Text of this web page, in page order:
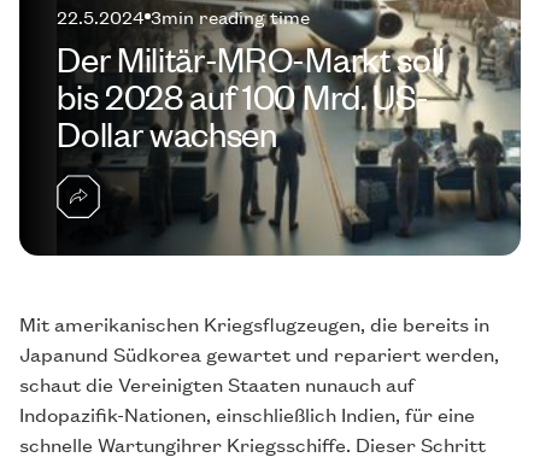
22.5.2024 3min reading time
Der Militär-MRO-Markt soll
bis 2028 auf 100 Mrd. US-
Dollar wachsen
Mit amerikanischen Kriegsflugzeugen, die bereits in
Japanund Südkorea gewartet und repariert werden,
schaut die Vereinigten Staaten nunauch auf
Indopazifik-Nationen, einschließlich Indien, für eine
schnelle Wartungihrer Kriegsschiffe. Dieser Schritt